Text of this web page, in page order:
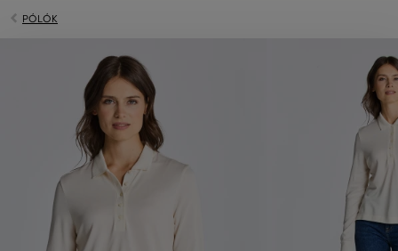
PÓLÓK